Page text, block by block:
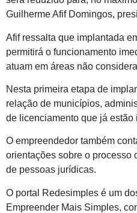
Guilherme Afif Domingos,
Afif ressalta que implantada
permitirá o funcionamento
atuam em áreas não
Nesta primeira etapa de
relação de municípios,
de licenciamento que já estão
O empreendedor também
orientações sobre o processo
de pessoas jurídicas.
O portal Redesimples é um
Empreender Mais Simples,